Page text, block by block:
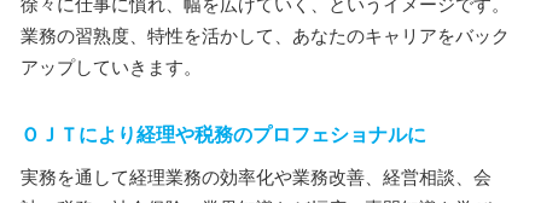
業務の習熟度、特性を活かして、あなたのキャリアをバック
アップしていきます。
ＯＪＴにより経理や税務のプロフェショナルに
実務を通して経理業務の効率化や業務改善、経営相談、会